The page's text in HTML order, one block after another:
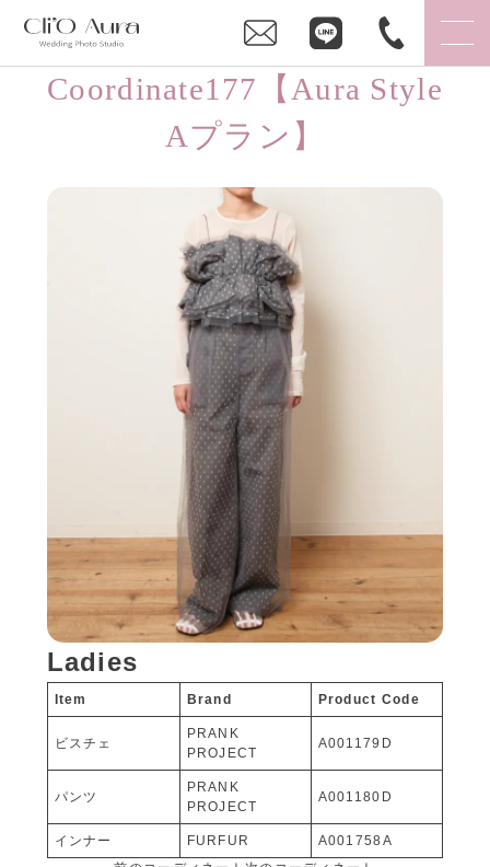
Coordinate177【Aura Style
Aプラン】
Ladies
Item Brand Product Code
ビスチェ
PRANK
PROJECT
A001179D
パンツ
PRANK
PROJECT
A001180D
インナー FURFUR
A001758A